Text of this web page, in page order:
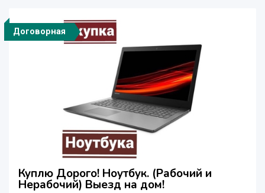
Договорная
Куплю Дорого! Ноутбук. (Рабочий и
Нерабочий) Выезд на дом!